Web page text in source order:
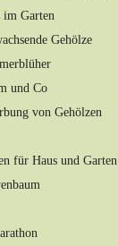
im Garten
Gehölze
und Co
von Gehölzen
für Haus und Garten